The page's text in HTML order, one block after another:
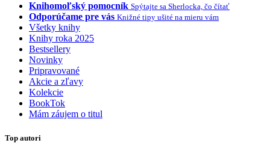
Knihomoľský pomocník Spýtajte sa Sherlocka, čo čítať
Odporúčame pre vás Knižné tipy ušité na mieru vám
Všetky knihy
Knihy roka 2025
Bestsellery
Novinky
Pripravované
Akcie a zľavy
Kolekcie
BookTok
Mám záujem o titul
Top autori